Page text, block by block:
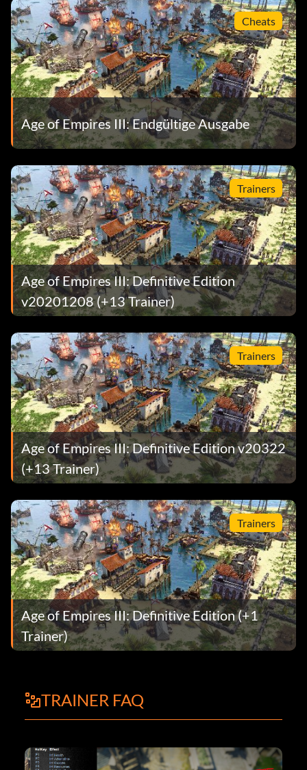
Cheats
Age of Empires III: Endgültige Ausgabe
Trainers
Age of Empires III: Definitive Edition
v20201208 (+13 Trainer)
Trainers
Age of Empires III: Definitive Edition v20322
(+13 Trainer)
Trainers
Age of Empires III: Definitive Edition (+1
Trainer)
TRAINER FAQ